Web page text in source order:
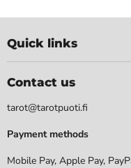
Quick links
Contact us
tarot@tarotpuoti.fi
Payment methods
Mobile Pay, Apple Pay,